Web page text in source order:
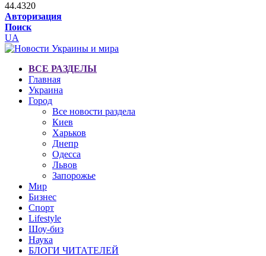
44.4320
Авторизация
Поиск
UA
ВСЕ РАЗДЕЛЫ
Главная
Украина
Город
Все новости раздела
Киев
Харьков
Днепр
Одесса
Львов
Запорожье
Мир
Бизнес
Спорт
Lifestyle
Шоу-биз
Наука
БЛОГИ ЧИТАТЕЛЕЙ